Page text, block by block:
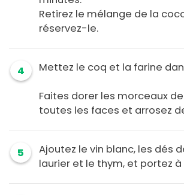
Retirez le mélange de la
réservez-le.
4 Mettez le coq et la farine
Faites dorer les morceaux
toutes les faces et arrosez
5
Ajoutez le vin blanc, les dés
laurier et le thym, et portez